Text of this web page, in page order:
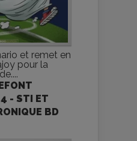
et remet en
pour la
- STI ET
BD